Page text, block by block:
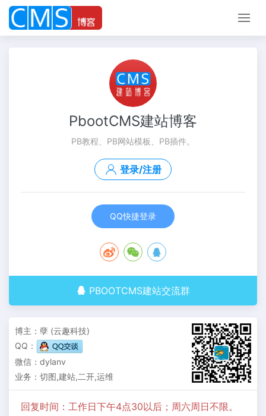
PbootCMS建站博客
PB教程、PB网站模板、PB插件。
登录/注册
QQ快捷登录
PBOOTCMS建站交流群
博主：孽 (云趣科技)
QQ：
微信：dylanv
业务：切图,建站,二开,运维
回复时间：工作日下午4点30以后；周六周日不限。